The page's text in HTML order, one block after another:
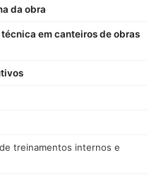
da obra
em canteiros de obras
treinamentos internos e